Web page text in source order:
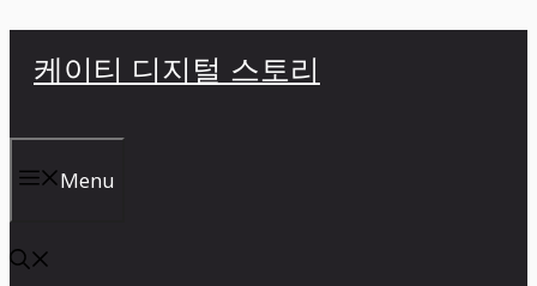
너
뛰
기
케이티 디지털 스토리
Menu